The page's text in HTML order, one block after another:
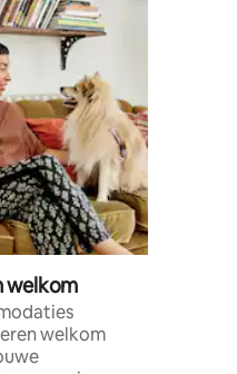
welkom
welkom